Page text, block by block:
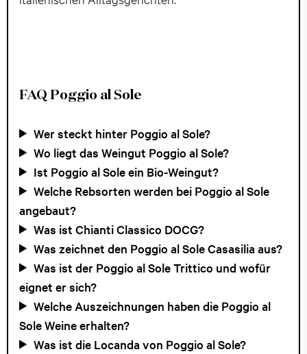
FAQ Poggio al Sole
Wer steckt hinter Poggio al Sole?
Wo liegt das Weingut Poggio al Sole?
Ist Poggio al Sole ein Bio-Weingut?
Welche Rebsorten werden bei Poggio al Sole
angebaut?
Was ist Chianti Classico DOCG?
Was zeichnet den Poggio al Sole Casasilia aus?
Was ist der Poggio al Sole Trittico und wofür
eignet er sich?
Welche Auszeichnungen haben die Poggio al
Sole Weine erhalten?
Was ist die Locanda von Poggio al Sole?